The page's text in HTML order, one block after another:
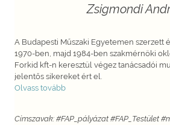
Zsigmondi
A Budapesti Műszaki Egyetemen
1970-ben, majd 1984-ben szakmérnöki
Forkid kft-n keresztül végez tanácsadói
jelentős sikereket ért el.
Olvass tovább
Címszavak: #FAP_pályázat #FAP_Testület